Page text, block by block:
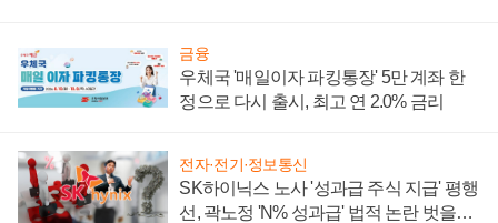
금융
우체국 '매일이자 파킹통장' 5만 계좌 한
정으로 다시 출시, 최고 연 2.0% 금리
전자·전기·정보통신
SK하이닉스 노사 '성과급 주식 지급' 평행
선, 곽노정 'N% 성과급' 법적 논란 벗을지